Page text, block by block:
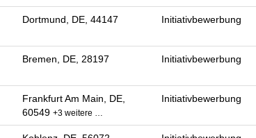
Dortmund, DE, 44147 Initiativbewerbung
Bremen, DE, 28197 Initiativbewerbung
Frankfurt Am Main, DE,
60549 +3 weitere …
Initiativbewerbung